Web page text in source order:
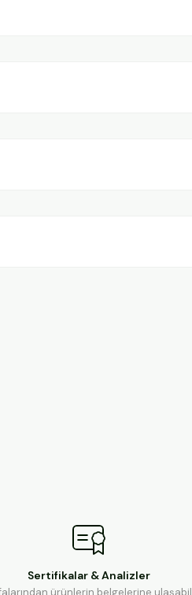
Sertifikalar & Analizler
ürünlerin belgelerine